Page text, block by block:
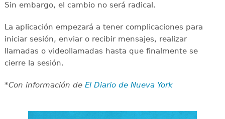
Sin embargo, el cambio no será radical.
La aplicación empezará a tener complicaciones para
iniciar sesión, enviar o recibir mensajes, realizar
llamadas o videollamadas hasta que finalmente se
cierre la sesión.
*Con información de El Diario de Nueva York